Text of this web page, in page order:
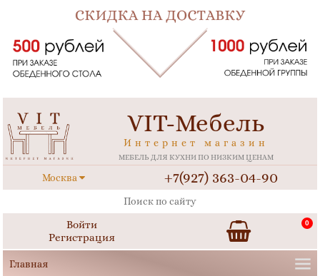
VIT-Мебель
Интернет магазин
МЕБЕЛЬ ДЛЯ КУХНИ ПО НИЗКИМ ЦЕНАМ
Москва +7(927) 363-04-90
Войти
Регистрация
0